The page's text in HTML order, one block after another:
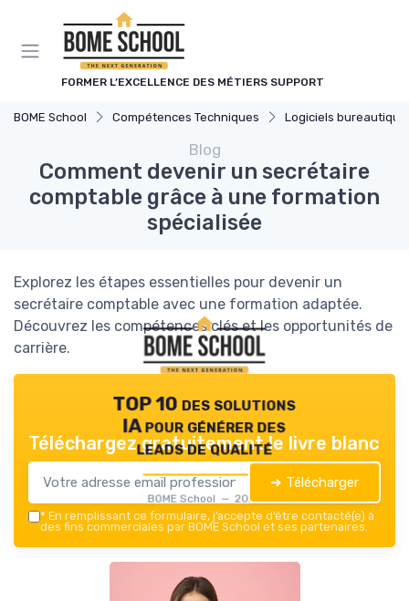
FORMER L’EXCELLENCE DES MÉTIERS SUPPORT
BOME School Compétences Techniques Logiciels
Blog
Comment devenir un secrétaire
comptable grâce à une formation
spécialisée
Explorez les étapes essentielles pour devenir un
secrétaire comptable avec une formation adaptée.
Découvrez les compétences clés et les opportunités de
carrière.
TOP 10 des solutions
IA pour générer des
leads de qualité
BOME School — 2026
Téléchargez gratuitement le livre blanc
➔ Télécharger
* En remplissant ce formulaire, j’accepte d’être contacté(e) à
des fins commerciales par BOME School et ses partenaires.
Panneau de gestion des cookies